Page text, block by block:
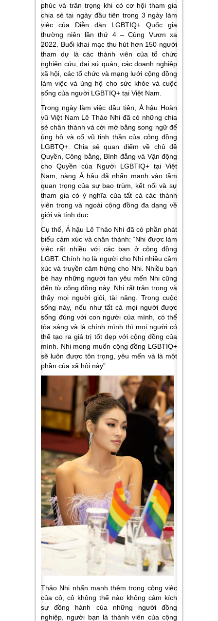
phúc và trân trọng khi có cơ hội tham gia
chia sẻ tại ngày đầu tiên trong 3 ngày làm
việc của Diễn đàn LGBTIQ+ Quốc gia
thường niên lần thứ 4 – Cùng Vươn xa
2022. Buổi khai mạc thu hút hơn 150 người
tham dự là các thành viên của tổ chức
nghiên cứu, đại sứ quán, các doanh nghiệp
xã hội, các tổ chức và mạng lưới cộng đồng
làm việc và ủng hộ cho sức khỏe và cuộc
sống của người LGBTIQ+ tại Việt Nam.
Trong ngày làm việc đầu tiên, Á hậu Hoàn
vũ Việt Nam Lê Thảo Nhi đã có những chia
sẻ chân thành và cởi mở bằng song ngữ để
ủng hộ và cổ vũ tinh thần của cộng đồng
LGBTQ+. Chia sẻ quan điểm về chủ đề
Quyền, Công bằng, Bình đẳng và Vận động
cho Quyền của Người LGBTIQ+ tại Việt
Nam, nàng Á hậu đã nhấn mạnh vào tầm
quan trọng của sự bao trùm, kết nối và sự
tham gia có ý nghĩa của tất cả các thành
viên trong và ngoài cộng đồng đa dạng về
giới và tính dục.
Cụ thể, Á hậu Lê Thảo Nhi đã có phần phát
biểu cảm xúc và chân thành: “Nhi được làm
việc rất nhiều với các bạn ở cộng đồng
LGBT. Chính họ là người cho Nhi nhiều cảm
xúc và truyền cảm hứng cho Nhi. Nhiều bạn
bè hay những người fan yêu mến Nhi cũng
đến từ cộng đồng này. Nhi rất trân trọng và
thấy mọi người giỏi, tài năng. Trong cuộc
sống này, nếu như tất cả mọi người được
sống đúng với con người của mình, có thể
tỏa sáng và là chính mình thì mọi người có
thể tạo ra giá trị tốt đẹp với cộng đồng của
mình. Nhi mong muốn cộng đồng LGBTIQ+
sẽ luôn được tôn trọng, yêu mến và là một
phần của xã hội này”
Thảo Nhi nhấn mạnh thêm trong công việc
của cô, cô không thể nào không cảm kích
sự đồng hành của những người đồng
nghiệp, người bạn là thành viên của cộng